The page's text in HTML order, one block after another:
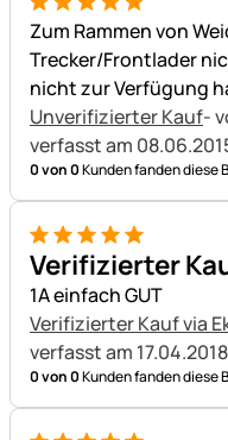
5 von 5
Zum Rammen von
Trecker/Frontlader
nicht zur Verfügung
Unverifizierter Kauf-
verfasst am
0 von 0Kunden fanden diese
5 von 5
Verifizierter
1A einfach GUT
Verifizierter Kauf via
verfasst am
0 von 0Kunden fanden diese